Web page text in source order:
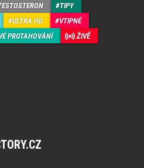
TIPY
ULTRA HD
VTIPNÉ
PROTAHOVÁNÍ ŽIVĚ